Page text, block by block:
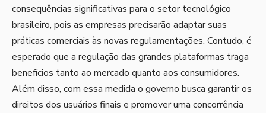
consequências significativas para o setor tecnológico
brasileiro, pois as empresas precisarão adaptar suas
práticas comerciais às novas regulamentações. Contudo, é
esperado que a regulação das grandes plataformas traga
benefícios tanto ao mercado quanto aos consumidores.
Além disso, com essa medida o governo busca garantir os
direitos dos usuários finais e promover uma concorrência